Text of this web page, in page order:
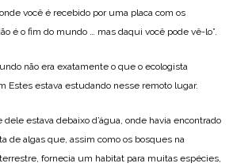
você é recebido por uma placa com os
é o fim do mundo … mas daqui você pode vê-lo”.
não era exatamente o que o ecologista
Estes estava estudando nesse remoto lugar.
dele estava debaixo d’água, onde havia encontrado
de algas que, assim como os bosques na
fornecia um habitat para muitas espécies,